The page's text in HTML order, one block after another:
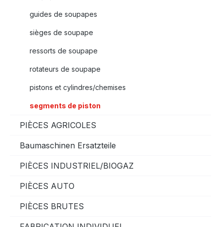
guides de soupapes
sièges de soupape
ressorts de soupape
rotateurs de soupape
pistons et cylindres/chemises
segments de piston
PIÈCES AGRICOLES
Baumaschinen Ersatzteile
PIÈCES INDUSTRIEL/BIOGAZ
PIÈCES AUTO
PIÈCES BRUTES